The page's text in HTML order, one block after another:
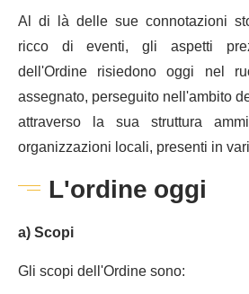
Al di là delle sue connotazioni
ricco di eventi, gli aspetti
dell'Ordine risiedono oggi nel
assegnato, perseguito nell'ambito
attraverso la sua struttura
organizzazioni locali, presenti in
L'ordine oggi
a) Scopi
Gli scopi dell'Ordine sono: